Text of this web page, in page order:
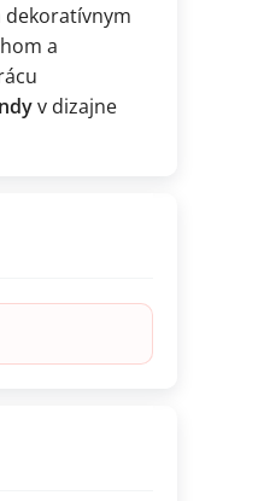
dekoratívnym
a
v dizajne